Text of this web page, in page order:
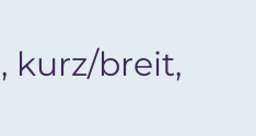
kurz/breit,